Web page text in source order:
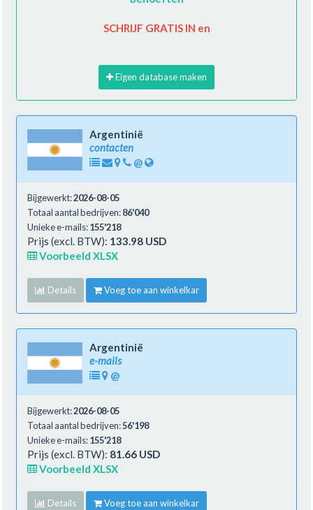
SCHRIJF GRATIS IN en
Eigen database maken
Argentinië
contacten
@
Bijgewerkt:2026-08-05
Totaal aantal bedrijven:86'040
Unieke e-mails:155'218
Prijs (excl. BTW): 133.98 USD
Voorbeeld XLSX
Details Voeg toe aan winkelkar
Argentinië
e-mails
@
Bijgewerkt:2026-08-05
Totaal aantal bedrijven:56'198
Unieke e-mails:155'218
Prijs (excl. BTW): 81.66 USD
Voorbeeld XLSX
Details Voeg toe aan winkelkar